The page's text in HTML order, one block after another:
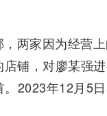
两家因为经营
铺，对廖某强
2023年12月5